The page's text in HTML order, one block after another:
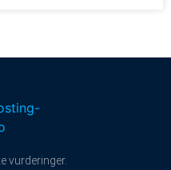
vurderinger.